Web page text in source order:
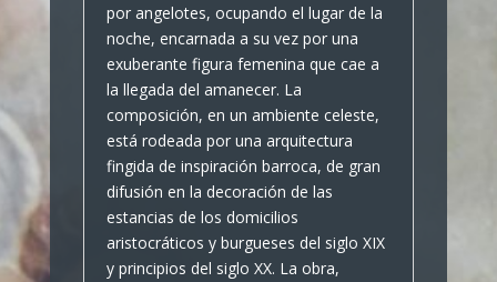
por angelotes, ocupando el lugar de la
noche, encarnada a su vez por una
exuberante figura femenina que cae a
la llegada del amanecer. La
composición, en un ambiente celeste,
está rodeada por una arquitectura
fingida de inspiración barroca, de gran
difusión en la decoración de las
estancias de los domicilios
aristocráticos y burgueses del siglo XIX
y principios del siglo XX. La obra,